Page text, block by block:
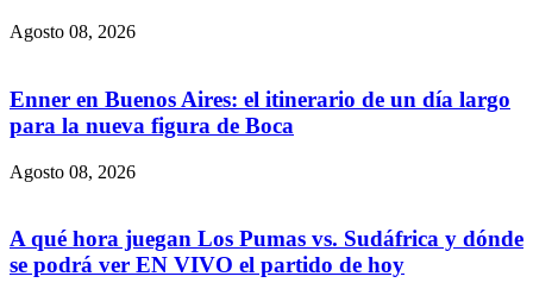
Agosto 08, 2026
Enner en Buenos Aires: el itinerario de un día largo
para la nueva figura de Boca
Agosto 08, 2026
A qué hora juegan Los Pumas vs. Sudáfrica y dónde
se podrá ver EN VIVO el partido de hoy